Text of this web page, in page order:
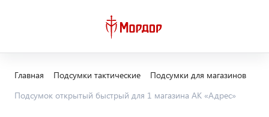
Главная Подсумки тактические
Подсумки для магазинов
Подсумок открытый быстрый для 1 магазина АК «Адрес»